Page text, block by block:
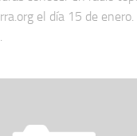
el día 15 de enero.